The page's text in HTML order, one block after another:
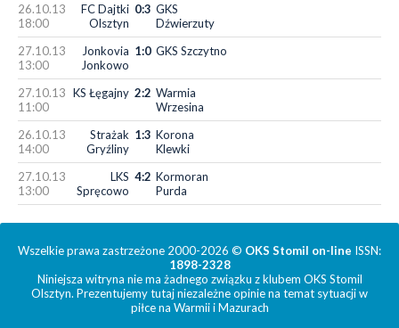
26.10.13
18:00
FC Dajtki
Olsztyn
0:3 GKS
Dźwierzuty
27.10.13
13:00
Jonkovia
Jonkowo
1:0 GKS Szczytno
27.10.13
11:00
KS Łęgajny 2:2 Warmia
Wrzesina
26.10.13
14:00
Strażak
Gryźliny
1:3 Korona
Klewki
27.10.13
13:00
LKS
Spręcowo
4:2 Kormoran
Purda
Wszelkie prawa zastrzeżone 2000-2026 © OKS Stomil on-line ISSN:
1898-2328
Niniejsza witryna nie ma żadnego związku z klubem OKS Stomil
Olsztyn. Prezentujemy tutaj niezależne opinie na temat sytuacji w
piłce na Warmii i Mazurach